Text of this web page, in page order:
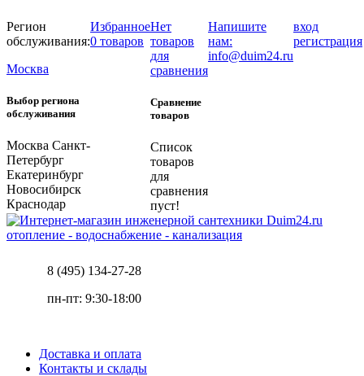
Регион
обслуживания:
Москва
Выбор региона
обслуживания
Москва Санкт-
Петербург
Екатеринбург
Новосибирск
Краснодар
Избранное
0 товаров
Нет
товаров
для
сравнения
Сравнение
товаров
Список
товаров
для
сравнения
пуст!
Напишите
нам:
info@duim24.ru
вход
регистрация
отопление - водоснабжение - канализация
8 (495) 134-27-28
пн-пт: 9:30-18:00
Доставка и оплата
Контакты и склады